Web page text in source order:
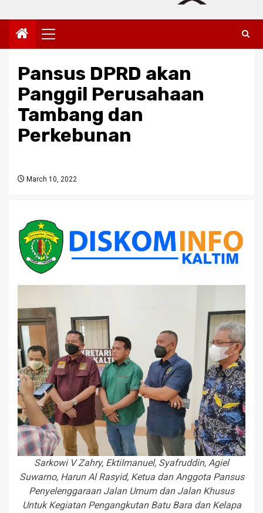
Primary
Menu
Pansus DPRD akan
Panggil Perusahaan
Tambang dan
Perkebunan
March 10, 2022
Sarkowi V Zahry, EktiImanuel, Syafruddin, Agiel
Suwarno, Harun Al Rasyid, Ketua dan Anggota Pansus
Penyelenggaraan Jalan Umum dan Jalan Khusus
Untuk Kegiatan Pengangkutan Batu Bara dan Kelapa